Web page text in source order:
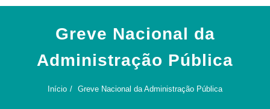
Greve Nacional da
Administração Pública
Início Greve Nacional da Administração Pública